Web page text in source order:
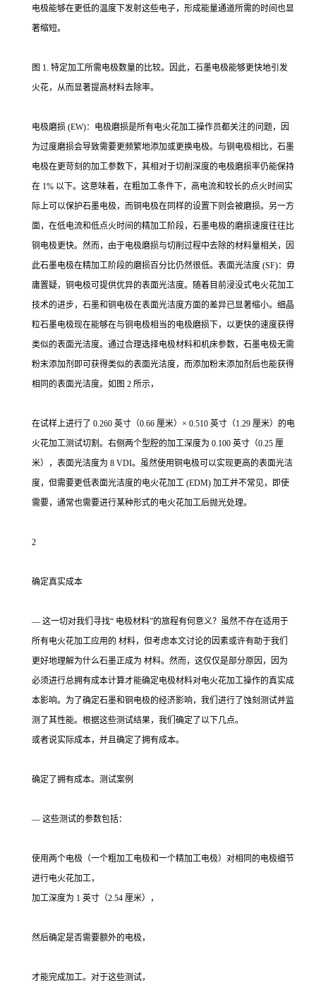
电极能够在更低的温度下发射这些电子，形成能量通道所需的时间也显
著缩短。
图 1. 特定加工所需电极数量的比较。因此，石墨电极能够更快地引发
火花，从而显著提高材料去除率。
电极磨损 (EW)：电极磨损是所有电火花加工操作员都关注的问题，因
为过度磨损会导致需要更频繁地添加或更换电极。与铜电极相比，石墨
电极在更苛刻的加工参数下，其相对于切削深度的电极磨损率仍能保持
在 1% 以下。这意味着，在粗加工条件下，高电流和较长的点火时间实
际上可以保护石墨电极，而铜电极在同样的设置下则会被磨损。另一方
面，在低电流和低点火时间的精加工阶段，石墨电极的磨损速度往往比
铜电极更快。然而，由于电极磨损与切削过程中去除的材料量相关，因
此石墨电极在精加工阶段的磨损百分比仍然很低。表面光洁度 (SF)：毋
庸置疑，铜电极可提供优异的表面光洁度。随着目前浸没式电火花加工
技术的进步，石墨和铜电极在表面光洁度方面的差异已显著缩小。细晶
粒石墨电极现在能够在与铜电极相当的电极磨损下，以更快的速度获得
类似的表面光洁度。通过合理选择电极材料和机床参数，石墨电极无需
粉末添加剂即可获得类似的表面光洁度，而添加粉末添加剂后也能获得
相同的表面光洁度。如图 2 所示，
在试样上进行了 0.260 英寸（0.66 厘米）× 0.510 英寸（1.29 厘米）的电
火花加工测试切割。右侧两个型腔的加工深度为 0.100 英寸（0.25 厘
米），表面光洁度为 8 VDI。虽然使用铜电极可以实现更高的表面光洁
度，但需要更低表面光洁度的电火花加工 (EDM) 加工并不常见，即使
需要，通常也需要进行某种形式的电火花加工后抛光处理。
2
确定真实成本
— 这一切对我们寻找“ 电极材料”的旅程有何意义？虽然不存在适用于
所有电火花加工应用的 材料，但考虑本文讨论的因素或许有助于我们
更好地理解为什么石墨正成为 材料。然而，这仅仅是部分原因，因为
必须进行总拥有成本计算才能确定电极材料对电火花加工操作的真实成
本影响。为了确定石墨和铜电极的经济影响，我们进行了蚀刻测试并监
测了其性能。根据这些测试结果，我们确定了以下几点。
或者说实际成本，并且确定了拥有成本。
确定了拥有成本。测试案例
— 这些测试的参数包括：
使用两个电极（一个粗加工电极和一个精加工电极）对相同的电极细节
进行电火花加工，
加工深度为 1 英寸（2.54 厘米），
然后确定是否需要额外的电极，
才能完成加工。对于这些测试，